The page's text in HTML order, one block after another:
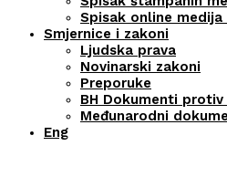
Spisak online medija
Smjernice i zakoni
Ljudska prava
Novinarski zakoni
Preporuke
BH Dokumenti
Međunarodni
Eng